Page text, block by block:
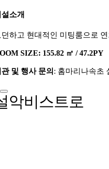
소개
하고 현대적인 미팅룸으로
SIZE: 155.82 ㎡ / 47.2PY
및 행사 문의 : 홈마리나속초
악비스트로